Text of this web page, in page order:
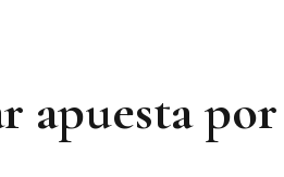
apuesta